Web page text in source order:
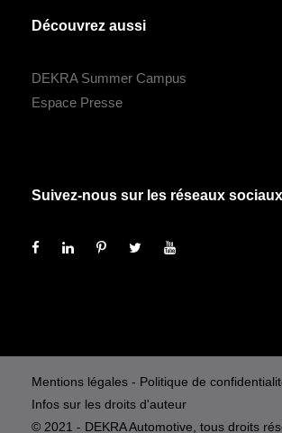
Découvrez aussi
DEKRA Summer Campus
Espace Presse
Suivez-nous sur les réseaux sociaux
Mentions légales - Politique de
Infos sur les droits d'auteur
© 2021 - DEKRA Automotive, tous droits